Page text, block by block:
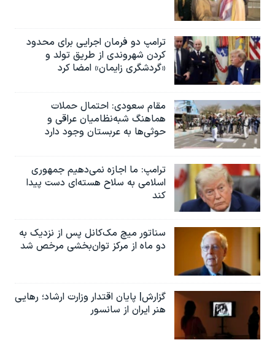
ترامپ دو فرمان اجرایی برای محدود
کردن شهروندی از طریق تولد و
«گردشگری زایمان» امضا کرد
مقام سعودی: احتمال حملات
هماهنگ شبه‌نظامیان عراقی و
حوثی‌ها به عربستان وجود دارد
ترامپ: ما اجازه نمی‌دهیم جمهوری
اسلامی به سلاح هسته‌ای دست پیدا
کند
سناتور میچ مک‌کانل پس از نزدیک به
دو ماه از مرکز توان‌بخشی مرخص شد
گزارش| پایان اقتدار وزارت ارشاد؛ رهایی
هنر ایران از سانسور